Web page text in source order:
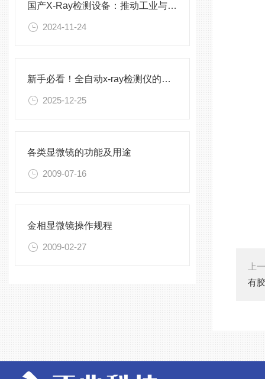
国产X-Ray检测设备：推动工业与医疗检测的创新
2024-11-24
新手必看！全自动x-ray检测仪的标准化操作手册
2025-12-25
各类显微镜的功能及用途
2009-07-16
金相显微镜操作规程
2009-02-27
上
有